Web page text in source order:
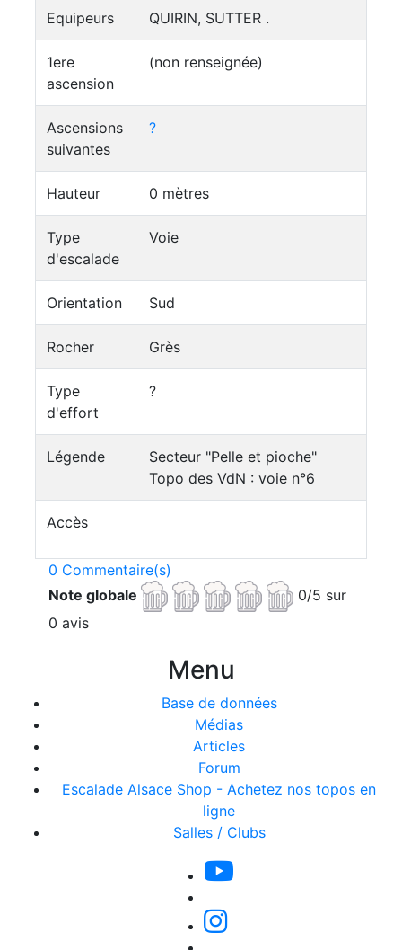
Equipeurs QUIRIN, SUTTER .
1ere
ascension
(non renseignée)
Ascensions
suivantes
?
Hauteur 0 mètres
Type
d'escalade
Voie
Orientation Sud
Rocher Grès
Type
d'effort
?
Légende
Secteur "Pelle et pioche"
Topo des VdN : voie n°6
Accès
0 Commentaire(s)
Note globale
0/5 sur
0 avis
Menu
Base de données
Médias
Articles
Forum
Escalade Alsace Shop - Achetez nos topos en
ligne
Salles / Clubs